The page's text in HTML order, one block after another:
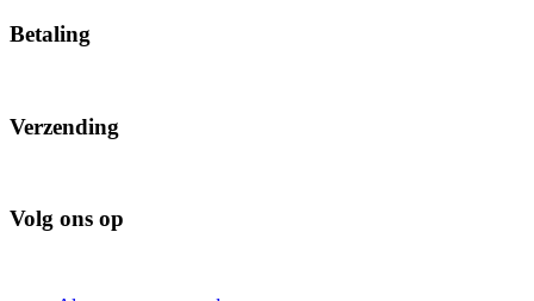
Betaling
Verzending
Volg ons op